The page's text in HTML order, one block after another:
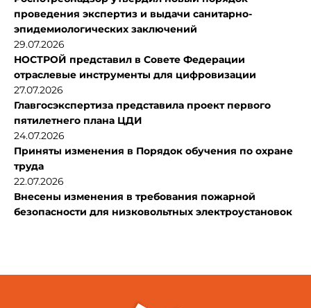
проведения экспертиз и выдачи санитарно-
эпидемиологических заключений
29.07.2026
НОСТРОЙ представил в Совете Федерации
отраслевые инструменты для цифровизации
27.07.2026
Главгосэкспертиза представила проект первого
пятилетнего плана ЦДИ
24.07.2026
Приняты изменения в Порядок обучения по охране
труда
22.07.2026
Внесены изменения в требования пожарной
безопасности для низковольтных электроустановок